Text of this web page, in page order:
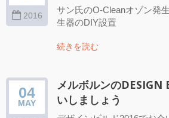
2016
サン氏のO-Cleanオゾン発
生器のDIY設置
続きを読む
04
MAY
メルボルンのDESIGN
いしましょう